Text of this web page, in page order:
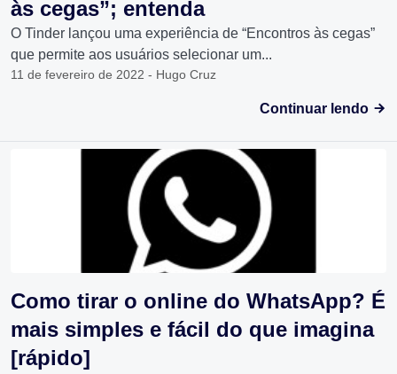
às cegas”; entenda
O Tinder lançou uma experiência de “Encontros às cegas”
que permite aos usuários selecionar um...
11 de fevereiro de 2022 - Hugo Cruz
Continuar lendo
Como tirar o online do WhatsApp? É
mais simples e fácil do que imagina
[rápido]